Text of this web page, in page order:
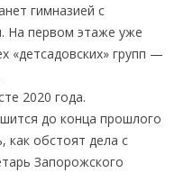
гимназией с
На первом этаже уже
«детсадовских» групп —
2020 года.
до конца прошлого
как обстоят дела с
Запорожского